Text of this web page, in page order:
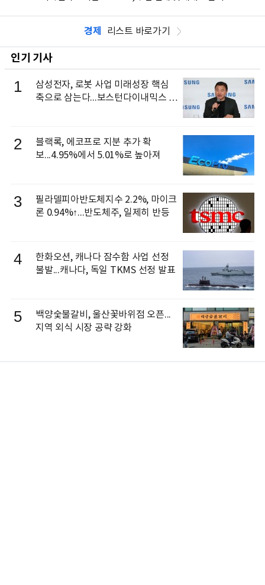
경제 리스트 바로가기
인기 기사
1
삼성전자, 로봇 사업 미래성장 핵심
축으로 삼는다...보스턴다이내믹스 출
2
블랙록, 에코프로 지분 추가 확
보...4.95%에서 5.01%로 높아져
3
필라델피아반도체지수 2.2%, 마이크
론 0.94%↑...반도체주, 일제히 반등
4
한화오션, 캐나다 잠수함 사업 선정
불발...캐나다, 독일 TKMS 선정 발표
5
백양숯불갈비, 울산꽃바위점 오픈...
지역 외식 시장 공략 강화